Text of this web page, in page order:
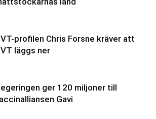
profilen Chris Forsne kräver att
läggs ner
ger 120 miljoner till
Gavi